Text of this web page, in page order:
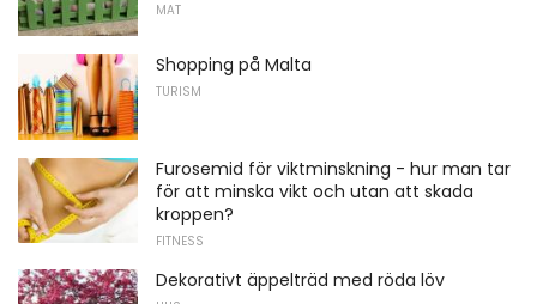
MAT
Shopping på Malta
TURISM
Furosemid för viktminskning - hur man tar
för att minska vikt och utan att skada
kroppen?
FITNESS
Dekorativt äppelträd med röda löv